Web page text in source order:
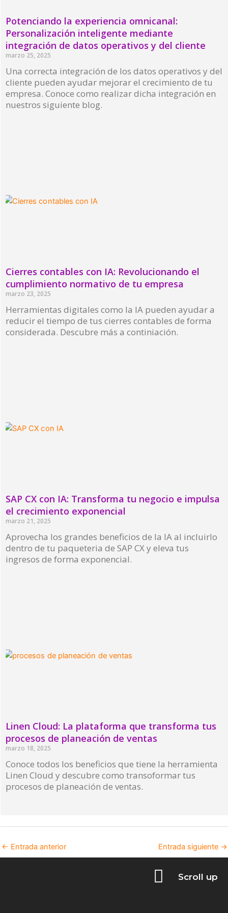
Potenciando la experiencia omnicanal:
Personalización inteligente mediante
integración de datos operativos y del cliente
marzo 25, 2025
Una correcta integración de los datos operativos y del
cliente pueden ayudar mejorar el crecimiento de tu
empresa. Conoce como realizar dicha integración en
nuestros siguiente blog.
Cierres contables con IA: Revolucionando el
cumplimiento normativo de tu empresa
marzo 23, 2025
Herramientas digitales como la IA pueden ayudar a
reducir el tiempo de tus cierres contables de forma
considerada. Descubre más a continiación.
SAP CX con IA: Transforma tu negocio e impulsa
el crecimiento exponencial
marzo 21, 2025
Aprovecha los grandes beneficios de la IA al incluirlo
dentro de tu paqueteria de SAP CX y eleva tus
ingresos de forma exponencial.
Linen Cloud: La plataforma que transforma tus
procesos de planeación de ventas
marzo 18, 2025
Conoce todos los beneficios que tiene la herramienta
Linen Cloud y descubre como transoformar tus
procesos de planeación de ventas.
← Entrada anterior Entrada siguiente →
Scroll up